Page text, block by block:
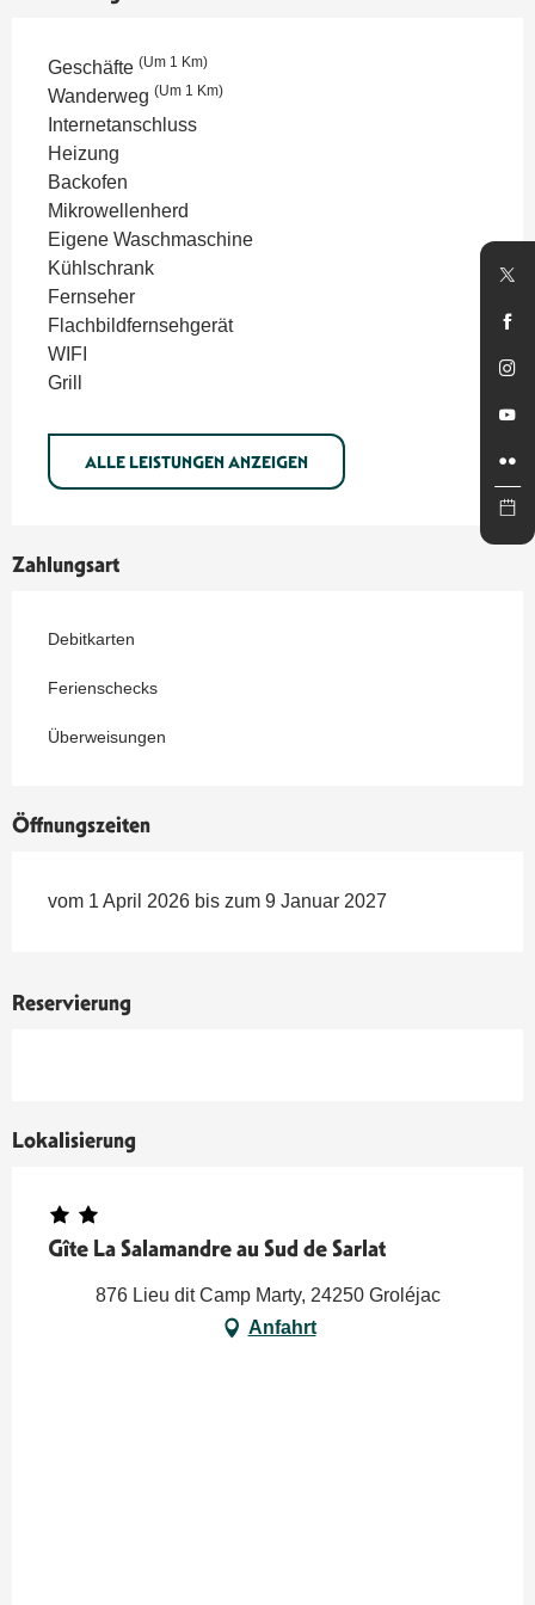
Geschäfte (Um 1 Km)
Wanderweg (Um 1 Km)
Internetanschluss
Heizung
Backofen
Mikrowellenherd
Eigene Waschmaschine
Kühlschrank
Fernseher
Flachbildfernsehgerät
WIFI
Grill
ALLE LEISTUNGEN ANZEIGEN
Zahlungsart
Debitkarten
Ferienschecks
Überweisungen
Öffnungszeiten
vom 1 April 2026 bis zum 9 Januar 2027
Reservierung
Lokalisierung
Gîte La Salamandre au Sud de Sarlat
876 Lieu dit Camp Marty, 24250 Groléjac
Anfahrt